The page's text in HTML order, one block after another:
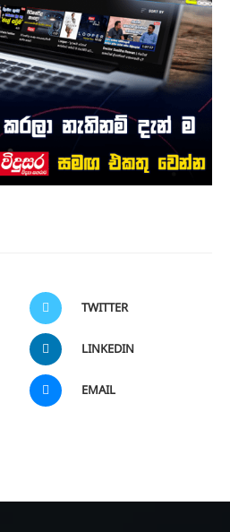
TWITTER
LINKEDIN
EMAIL